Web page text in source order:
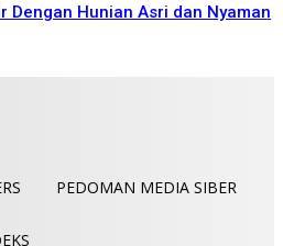
Dengan Hunian Asri dan Nyaman
PEDOMAN MEDIA SIBER